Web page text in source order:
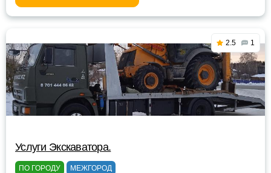
2.5 1
Услуги Экскаватора.
ПО ГОРОДУ МЕЖГОРОД